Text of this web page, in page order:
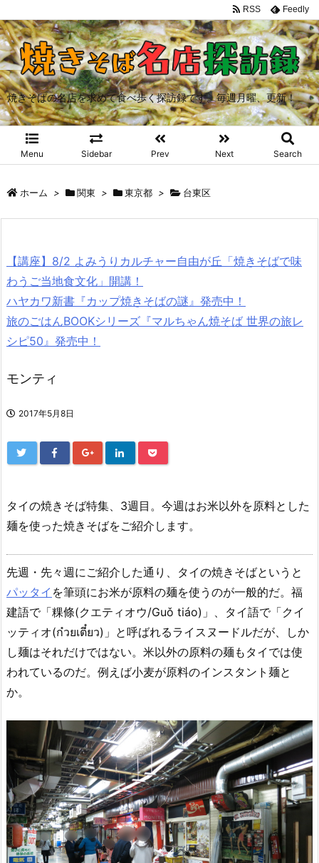
焼きそばの名店を求めて食べ歩く探訪録です。毎週月曜、更新！
Menu Sidebar Prev Next Search
RSS Feedly
ホーム > 関東 > 東京都 > 台東区
【講座】8/2 よみうりカルチャー自由が丘「焼きそばで味
わうご当地食文化」開講！
ハヤカワ新書『カップ焼きそばの謎』発売中！
旅のごはんBOOKシリーズ『マルちゃん焼そば 世界の旅レ
シピ50』発売中！
モンティ
2017年5月8日
タイの焼きそば特集、3週目。今週はお米以外を原料とした
麺を使った焼きそばをご紹介します。
先週・先々週にご紹介した通り、タイの焼きそばというと
パッタイ を筆頭にお米が原料の麺を使うのが一般的だ。福
建語で「粿條(クエティオウ/Guǒ tiáo)」、タイ語で「クイ
ッティオ(ก๋วยเตี๋ยว)」と呼ばれるライスヌードルだが、しか
し麺はそれだけではない。米以外の原料の麺もタイでは使
われているのだ。例えば小麦が原料のインスタント麺と
か。